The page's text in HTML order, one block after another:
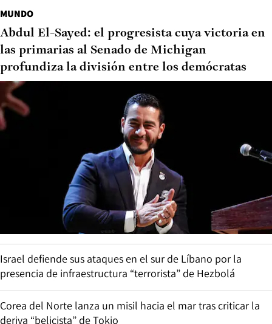
MUNDO
Abdul El-Sayed: el progresista cuya victoria en
las primarias al Senado de Michigan
profundiza la división entre los demócratas
Israel defiende sus ataques en el sur de Líbano por la
presencia de infraestructura “terrorista” de Hezbolá
Corea del Norte lanza un misil hacia el mar tras criticar la
deriva “belicista” de Tokio